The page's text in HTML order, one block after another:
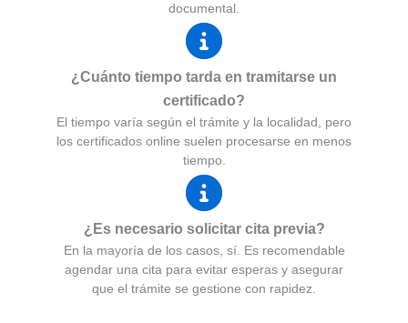
documental.
¿Cuánto tiempo tarda en tramitarse un
certificado?
El tiempo varía según el trámite y la localidad, pero
los certificados online suelen procesarse en menos
tiempo.
¿Es necesario solicitar cita previa?
En la mayoría de los casos, sí. Es recomendable
agendar una cita para evitar esperas y asegurar
que el trámite se gestione con rapidez.